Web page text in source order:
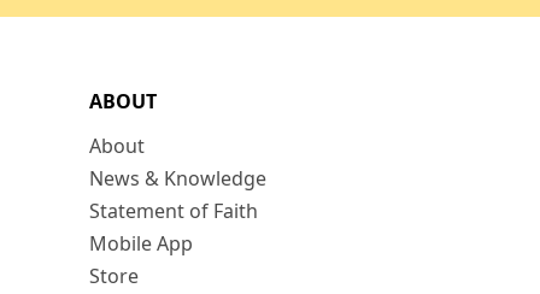
ABOUT
About
News & Knowledge
Statement of Faith
Mobile App
Store